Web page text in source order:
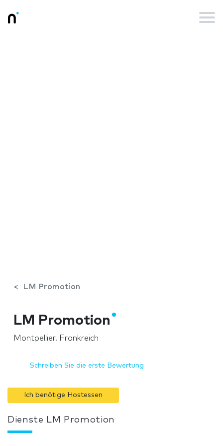
LM Promotion
LM Promotion
Montpellier, Frankreich
Schreiben Sie die erste Bewertung
Ich benötige Hostessen
Dienste LM Promotion